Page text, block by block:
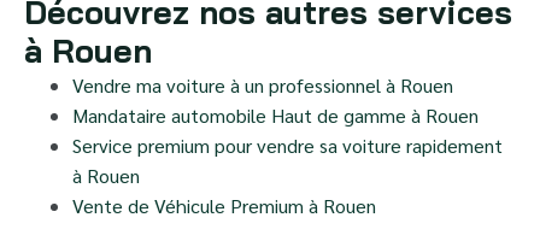
Découvrez nos autres services
à Rouen
Vendre ma voiture à un professionnel à Rouen
Mandataire automobile Haut de gamme à Rouen
Service premium pour vendre sa voiture rapidement
à Rouen
Vente de Véhicule Premium à Rouen